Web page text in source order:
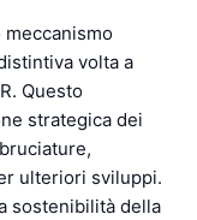
meccanismo
volta a
Questo
strategica dei
ulteriori sviluppi.
sostenibilità della